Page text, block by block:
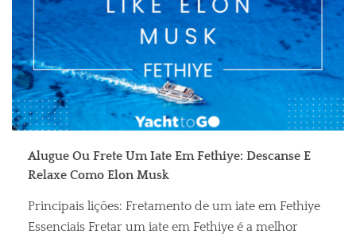
Alugue Ou Frete Um Iate Em Fethiye: Descanse E
Relaxe Como Elon Musk
Principais lições: Fretamento de um iate em Fethiye
Essenciais Fretar um iate em Fethiye é a melhor